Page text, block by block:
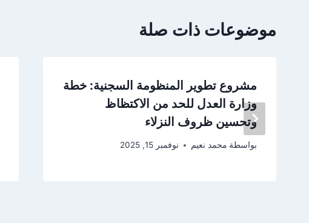
موضوعات ذات صلة
مشروع تطوير المنظومة السجنية: خطة
وزارة العدل للحد من الاكتظاظ
وتحسين ظروف النزلاء
بواسطة محمد نعيم نوفمبر 15, 2025